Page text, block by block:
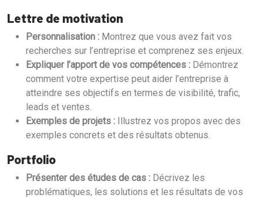
Lettre de motivation
Personnalisation : Montrez que vous avez fait vos
recherches sur l’entreprise et comprenez ses enjeux.
Expliquer l’apport de vos compétences : Démontrez
comment votre expertise peut aider l’entreprise à
atteindre ses objectifs en termes de visibilité, trafic,
leads et ventes.
Exemples de projets : Illustrez vos propos avec des
exemples concrets et des résultats obtenus.
Portfolio
Présenter des études de cas : Décrivez les
problématiques, les solutions et les résultats de vos